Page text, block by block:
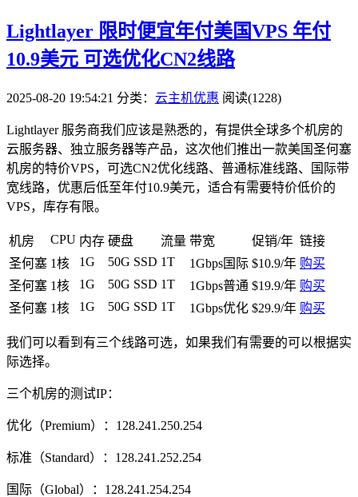
Lightlayer 限时便宜年付美国VPS 年付
10.9美元 可选优化CN2线路
2025-08-20 19:54:21 分类： 云主机优惠 阅读(1228)
Lightlayer 服务商我们应该是熟悉的，有提供全球多个机房的
云服务器、独立服务器等产品，这次他们推出一款美国圣何塞
机房的特价VPS，可选CN2优化线路、普通标准线路、国际带
宽线路，优惠后低至年付10.9美元，适合有需要特价低价的
VPS，库存有限。
机房 CPU 内存 硬盘 流量 带宽 促销/年 链接
圣何塞 1核 1G 50G SSD 1T 1Gbps国际 $10.9/年 购买
圣何塞 1核 1G 50G SSD 1T 1Gbps普通 $19.9/年 购买
圣何塞 1核 1G 50G SSD 1T 1Gbps优化 $29.9/年 购买
我们可以看到有三个线路可选，如果我们有需要的可以根据实
际选择。
三个机房的测试IP：
优化（Premium）：128.241.250.254
标准（Standard）：128.241.252.254
国际（Global）：128.241.254.254